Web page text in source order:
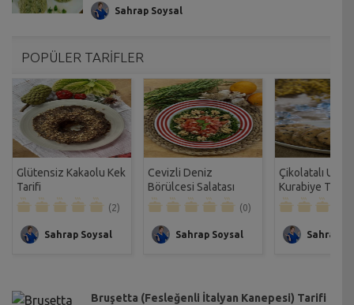
Sahrap Soysal
POPÜLER TARİFLER
Glütensiz Kakaolu Kek
Tarifi
(2)
Sahrap Soysal
Cevizli Deniz
Börülcesi Salatası
Tarifi
(0)
Sahrap Soysal
Çikolatalı
Kurabiye Tarifi
Sahrap
Bruşetta (Fesleğenli İtalyan Kanepesi) Tarifi